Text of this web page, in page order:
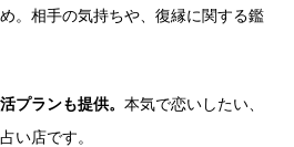
。相手の気持ちや、復縁に関する鑑
プランも提供。 本気で恋いしたい、
い店です。